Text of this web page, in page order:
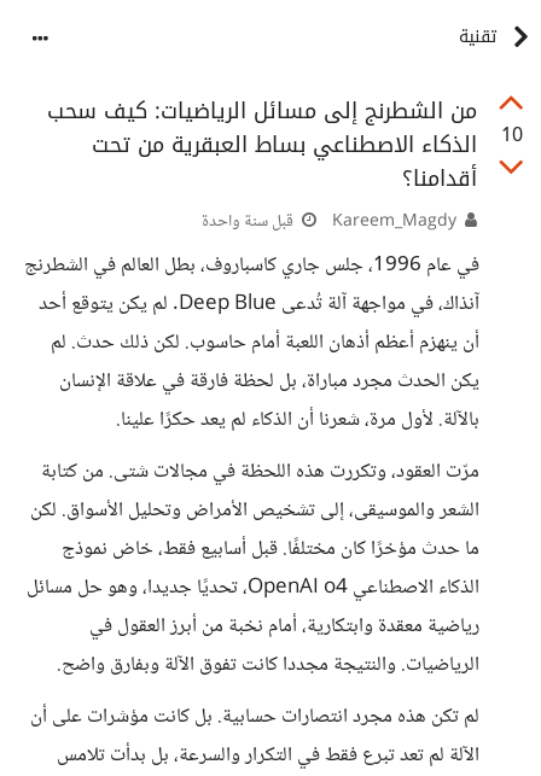
تقنية
10
من الشطرنج إلى مسائل الرياضيات: كيف سحب
الذكاء الاصطناعي بساط العبقرية من تحت
أقدامنا؟
قبل سنة واحدة
في عام 1996، جلس جاري كاسباروف، بطل العالم في الشطرنج
آنذاك، في مواجهة آلة تُدعى Deep Blue. لم يكن يتوقع أحد
أن ينهزم أعظم أذهان اللعبة أمام حاسوب. لكن ذلك حدث. لم
يكن الحدث مجرد مباراة، بل لحظة فارقة في علاقة الإنسان
بالآلة. لأول مرة، شعرنا أن الذكاء لم يعد حكرًا علينا.
مرّت العقود، وتكررت هذه اللحظة في مجالات شتى. من كتابة
الشعر والموسيقى، إلى تشخيص الأمراض وتحليل الأسواق. لكن
ما حدث مؤخرًا كان مختلفًا. قبل أسابيع فقط، خاض نموذج
الذكاء الاصطناعي OpenAI o4، تحديًا جديدا، وهو حل مسائل
رياضية معقدة وابتكارية، أمام نخبة من أبرز العقول في
الرياضيات. والنتيجة مجددا كانت تفوق الآلة وبفارق واضح.
لم تكن هذه مجرد انتصارات حسابية. بل كانت مؤشرات على أن
الآلة لم تعد تبرع فقط في التكرار والسرعة، بل بدأت تلامس